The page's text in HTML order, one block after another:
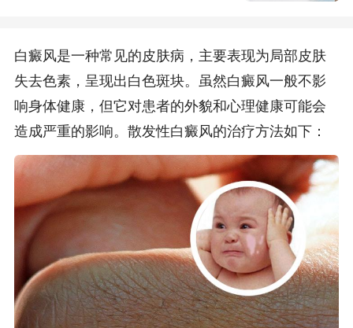
白癜风是一种常见的皮肤病，主要表现为局部皮肤
失去色素，呈现出白色斑块。虽然白癜风一般不影
响身体健康，但它对患者的外貌和心理健康可能会
造成严重的影响。散发性白癜风的治疗方法如下：